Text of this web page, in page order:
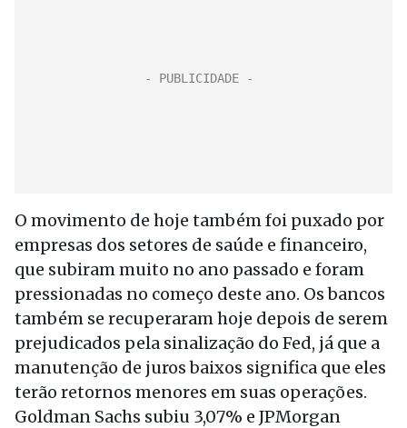
O movimento de hoje também foi puxado por
empresas dos setores de saúde e financeiro,
que subiram muito no ano passado e foram
pressionadas no começo deste ano. Os bancos
também se recuperaram hoje depois de serem
prejudicados pela sinalização do Fed, já que a
manutenção de juros baixos significa que eles
terão retornos menores em suas operações.
Goldman Sachs subiu 3,07% e JPMorgan